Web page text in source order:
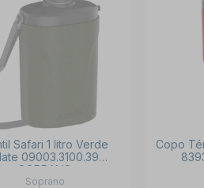
Safari 1 litro Verde
09003.3100.39
SOPRANO
Soprano
Copo